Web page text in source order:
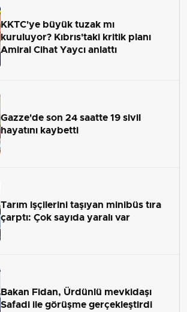
KKTC'ye büyük tuzak mı
kuruluyor? Kıbrıs'taki kritik planı
Amiral Cihat Yaycı anlattı
Gazze'de son 24 saatte 19 sivil
hayatını kaybetti
Tarım işçilerini taşıyan minibüs tıra
çarptı: Çok sayıda yaralı var
Bakan Fidan, Ürdünlü mevkidaşı
Safadi ile görüşme gerçekleştirdi